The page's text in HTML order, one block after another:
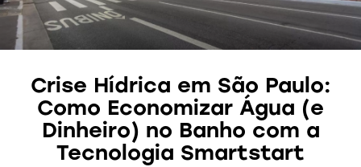
Crise Hídrica em São Paulo:
Como Economizar Água (e
Dinheiro) no Banho com a
Tecnologia Smartstart